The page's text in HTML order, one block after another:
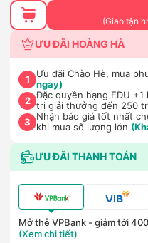
(Giao tận
ƯU ĐÃI HOÀNG HÀ
1 Ưu đãi Chào Hè, mua
ngay)
2 Đặc quyền hạng EDU
trị giải thưởng đến 250
3
Nhận báo giá tốt nhất
khi mua số lượng lớn
ƯU ĐÃI THANH TOÁN
Mở thẻ VPBank - giảm tới
(Xem chi tiết)